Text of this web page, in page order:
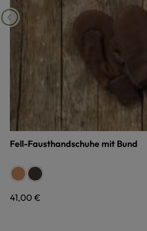
Fell-Fausthandschuhe mit Bund
Farbe auswählen
hellbraundunkelbraun
Regulärer Preis:
41,00 €